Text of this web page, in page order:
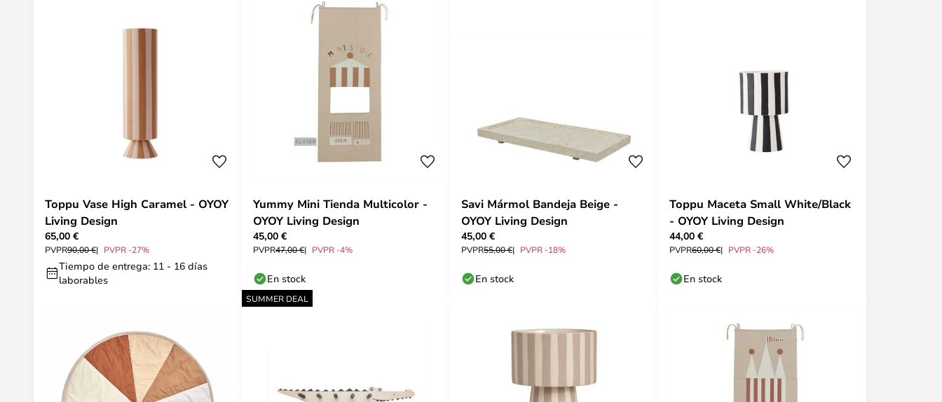
Toppu Vase High Caramel - OYOY
Living Design
65,00 €
PVPR90,00 € PVPR -27%
Tiempo de entrega: 11 - 16 días
laborables
Yummy Mini Tienda Multicolor -
OYOY Living Design
45,00 €
PVPR47,00 € PVPR -4%
En stock
Savi Mármol Bandeja Beige -
OYOY Living Design
45,00 €
PVPR55,00 € PVPR -18%
En stock
Toppu Maceta Small White/Black
- OYOY Living Design
44,00 €
PVPR60,00 € PVPR -26%
En stock
SUMMER DEAL